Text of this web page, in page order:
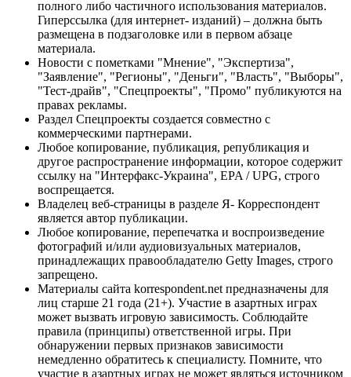
полного либо частичного использования материалов.
Гиперссылка (для интернет- изданий) – должна быть
размещена в подзаголовке или в первом абзаце
материала.
Новости с пометками "Мнение", "Экспертиза",
"Заявление", "Регионы", "Деньги", "Власть", "Выборы",
"Тест-драйв", "Спецпроекты", "Промо" публикуются на
правах рекламы.
Раздел Спецпроекты создается совместно с
коммерческими партнерами.
Любое копирование, публикация, републикация и
другое распространение информации, которое содержит
ссылку на "Интерфакс-Украина", EPA / UPG, строго
воспрещается.
Владелец веб-страницы в разделе Я- Корреспондент
является автор публикации.
Любое копирование, перепечатка и воспроизведение
фотографий и/или аудиовизуальных материалов,
принадлежащих правообладателю Getty Images, строго
запрещено.
Материалы сайта korrespondent.net предназначены для
лиц старше 21 года (21+). Участие в азартных играх
может вызвать игровую зависимость. Соблюдайте
правила (принципы) ответственной игры. При
обнаружении первых признаков зависимости
немедленно обратитесь к специалисту. Помните, что
участие в азартных играх не может являться источником